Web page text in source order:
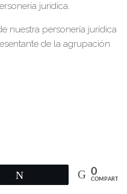
jurídica.
nuestra personería jurídica
de la agrupación
0
COMPARTIR